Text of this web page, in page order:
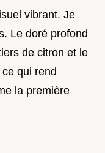
vibrant. Je
Le doré profond
de citron et le
qui rend
la première